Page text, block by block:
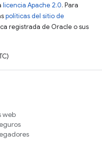
licencia Apache 2.0. Para
políticas del sitio de
registrada de Oracle o sus
web